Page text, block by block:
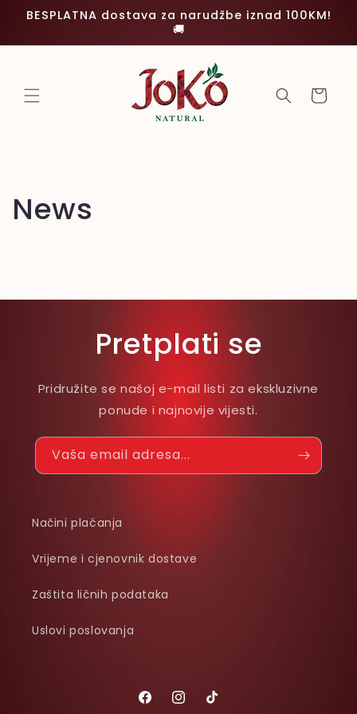
Preskoči
BESPLATNA dostava za narudžbe iznad 100KM!
🚚
Korpa
News
Pretplati se
Pridružite se našoj e-mail listi za ekskluzivne
ponude i najnovije vijesti.
Vaša email adresa...
Načini plaćanja
Vrijeme i cjenovnik dostave
Zaštita ličnih podataka
Uslovi poslovanja